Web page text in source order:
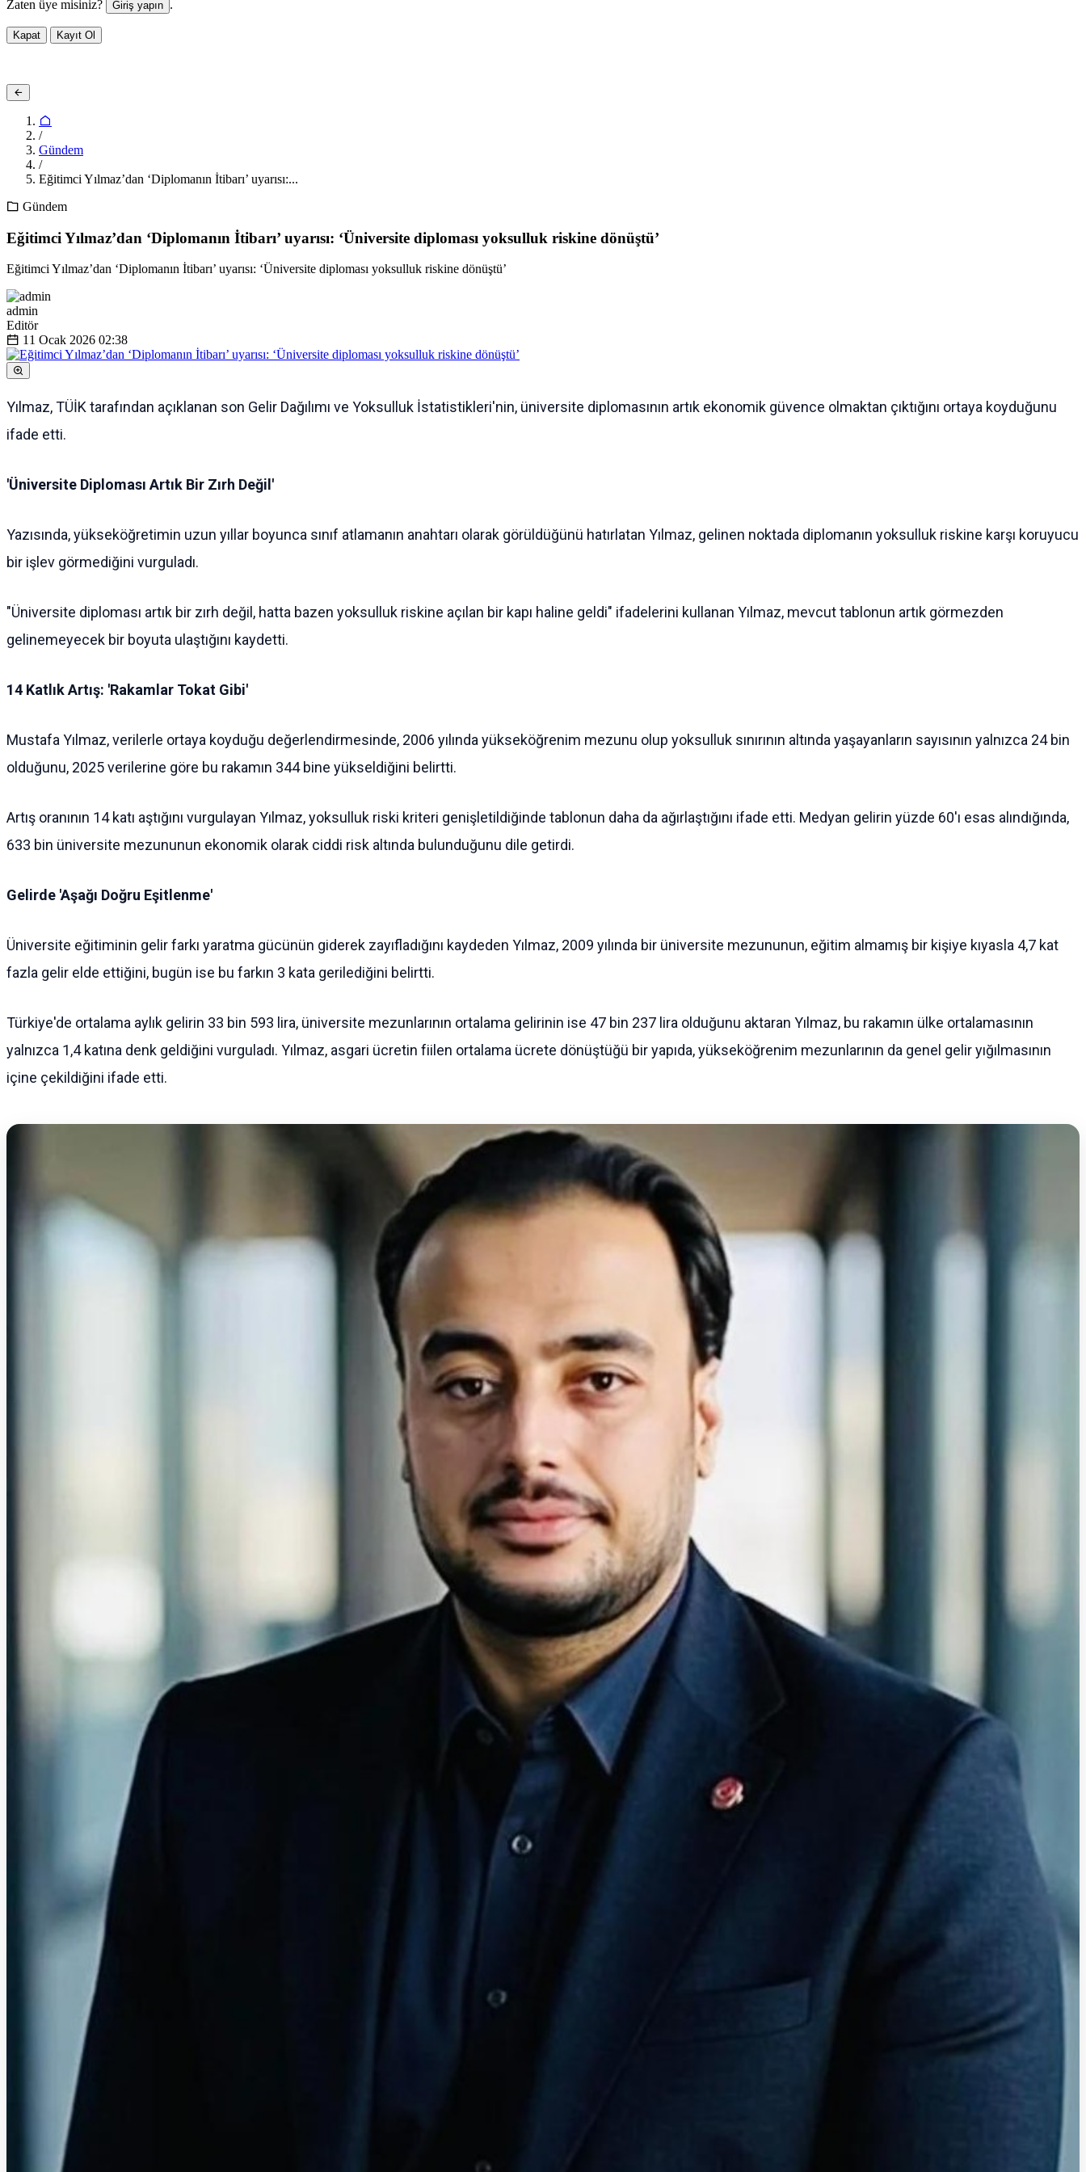
Zaten üye misiniz? Giriş yapın .
Kapat Kayıt Ol
/
Gündem
/
Eğitimci Yılmaz’dan ‘Diplomanın İtibarı’ uyarısı:...
Gündem
Eğitimci Yılmaz’dan ‘Diplomanın İtibarı’ uyarısı: ‘Üniversite diploması yoksulluk riskine dönüştü’
Eğitimci Yılmaz’dan ‘Diplomanın İtibarı’ uyarısı: ‘Üniversite diploması yoksulluk riskine dönüştü’
admin
Editör
11 Ocak 2026 02:38
Yılmaz, TÜİK tarafından açıklanan son Gelir Dağılımı ve Yoksulluk İstatistikleri'nin, üniversite diplomasının artık ekonomik güvence olmaktan çıktığını ortaya koyduğunu
ifade etti.
'Üniversite Diploması Artık Bir Zırh Değil'
Yazısında, yükseköğretimin uzun yıllar boyunca sınıf atlamanın anahtarı olarak görüldüğünü hatırlatan Yılmaz, gelinen noktada diplomanın yoksulluk riskine karşı koruyucu
bir işlev görmediğini vurguladı.
"Üniversite diploması artık bir zırh değil, hatta bazen yoksulluk riskine açılan bir kapı haline geldi" ifadelerini kullanan Yılmaz, mevcut tablonun artık görmezden
gelinemeyecek bir boyuta ulaştığını kaydetti.
14 Katlık Artış: 'Rakamlar Tokat Gibi'
Mustafa Yılmaz, verilerle ortaya koyduğu değerlendirmesinde, 2006 yılında yükseköğrenim mezunu olup yoksulluk sınırının altında yaşayanların sayısının yalnızca 24 bin
olduğunu, 2025 verilerine göre bu rakamın 344 bine yükseldiğini belirtti.
Artış oranının 14 katı aştığını vurgulayan Yılmaz, yoksulluk riski kriteri genişletildiğinde tablonun daha da ağırlaştığını ifade etti. Medyan gelirin yüzde 60'ı esas alındığında,
633 bin üniversite mezununun ekonomik olarak ciddi risk altında bulunduğunu dile getirdi.
Gelirde 'Aşağı Doğru Eşitlenme'
Üniversite eğitiminin gelir farkı yaratma gücünün giderek zayıfladığını kaydeden Yılmaz, 2009 yılında bir üniversite mezununun, eğitim almamış bir kişiye kıyasla 4,7 kat
fazla gelir elde ettiğini, bugün ise bu farkın 3 kata gerilediğini belirtti.
Türkiye'de ortalama aylık gelirin 33 bin 593 lira, üniversite mezunlarının ortalama gelirinin ise 47 bin 237 lira olduğunu aktaran Yılmaz, bu rakamın ülke ortalamasının
yalnızca 1,4 katına denk geldiğini vurguladı. Yılmaz, asgari ücretin fiilen ortalama ücrete dönüştüğü bir yapıda, yükseköğrenim mezunlarının da genel gelir yığılmasının
içine çekildiğini ifade etti.